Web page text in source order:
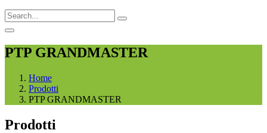
PTP GRANDMASTER
Home
Prodotti
PTP GRANDMASTER
Prodotti